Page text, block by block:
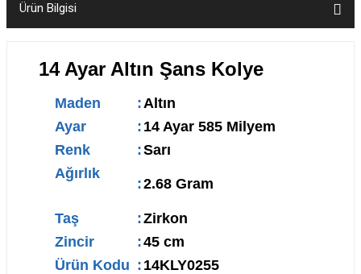
Ürün Bilgisi
14 Ayar Altın Şans Kolye
Maden :Altın
Ayar
: 14 Ayar 585 Milyem
Renk
:Sarı
Ağırlık
:2.68 Gram
Taş :Zirkon
Zincir
:45 cm
Ürün Kodu : 14KLY0255